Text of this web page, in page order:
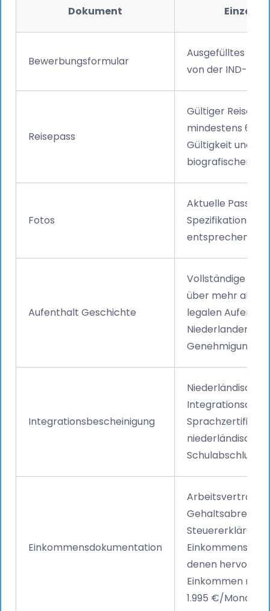
Dokument
Bewerbungsformular
Ausgefülltes
von der IND-
Reisepass
Gültiger
mindestens 6
Gültigkeit und
biografischen
Fotos
Aktuelle
Spezifikationen
entsprechen.
Aufenthalt Geschichte
Vollständige
über mehr als 5
legalen
Niederlanden
Integrationsbescheinigung
Niederländisches
Sprachzertifikat
niederländisches
Einkommensdokumentation
Arbeitsverträge,
denen
Einkommen
1.995 €/Monat